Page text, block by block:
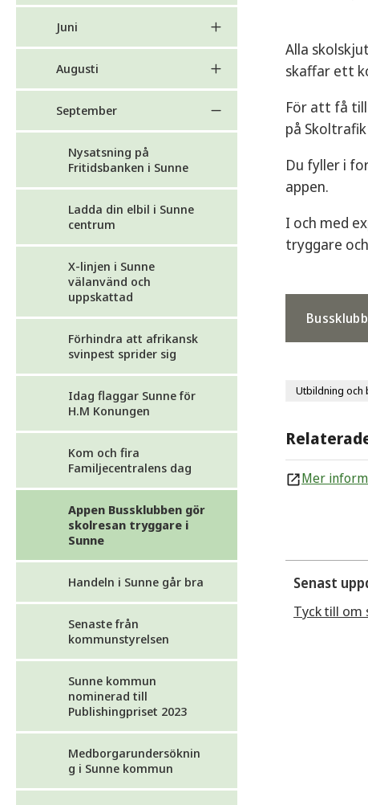
Juni
Augusti
September
Nysatsning på
Fritidsbanken i Sunne
Ladda din elbil i Sunne
centrum
X-linjen i Sunne
välanvänd och
uppskattad
Förhindra att afrikansk
svinpest sprider sig
Idag flaggar Sunne för
H.M Konungen
Kom och fira
Familjecentralens dag
Appen Bussklubben gör
skolresan tryggare i
Sunne
Handeln i Sunne går bra
Senaste från
kommunstyrelsen
Sunne kommun
nominerad till
Publishingpriset 2023
Medborgarundersöknin
g i Sunne kommun
Alla
skaffar ett
För att få
på
Du fyller i
appen.
I och med
tryggare
Utbildning och
Mer
Senast
Tyck till om